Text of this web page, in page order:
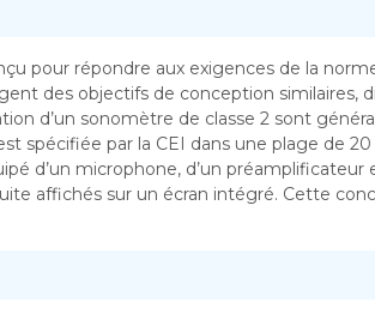
pour répondre aux exigences de la
des objectifs de conception similaires,
d’un sonomètre de classe 2 sont
spécifiée par la CEI dans une plage de
d’un microphone, d’un préamplificateur
affichés sur un écran intégré. Cette